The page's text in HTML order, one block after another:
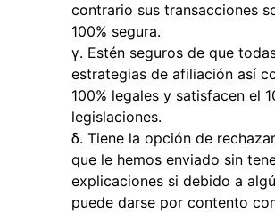
contrario sus transacciones
100% segura.
Estén seguros de que
estrategias de afiliación así
100% legales y satisfacen el
legislaciones.
Tiene la opción de
que le hemos enviado sin
explicaciones si debido a
puede darse por contento